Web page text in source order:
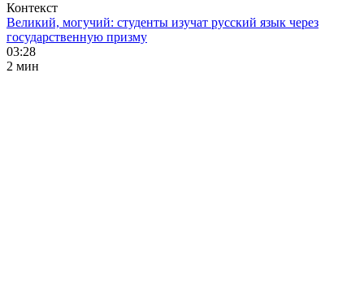
Контекст
Великий, могучий: студенты изучат русский язык через
государственную призму
03:28
2 мин